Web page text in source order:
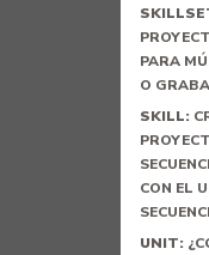
PARA
O
SKILL:
CON EL
UNIT: